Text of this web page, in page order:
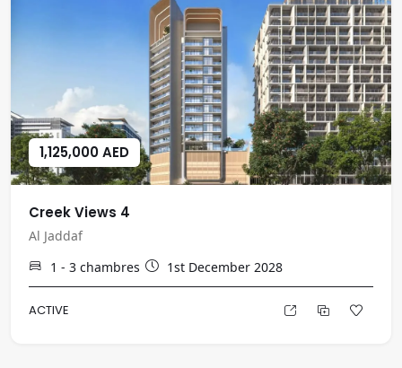
1,125,000 AED
Creek Views 4
Al Jaddaf
1 - 3 chambres 1st December 2028
ACTIVE